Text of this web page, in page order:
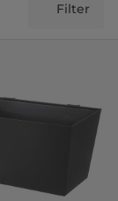
Filter